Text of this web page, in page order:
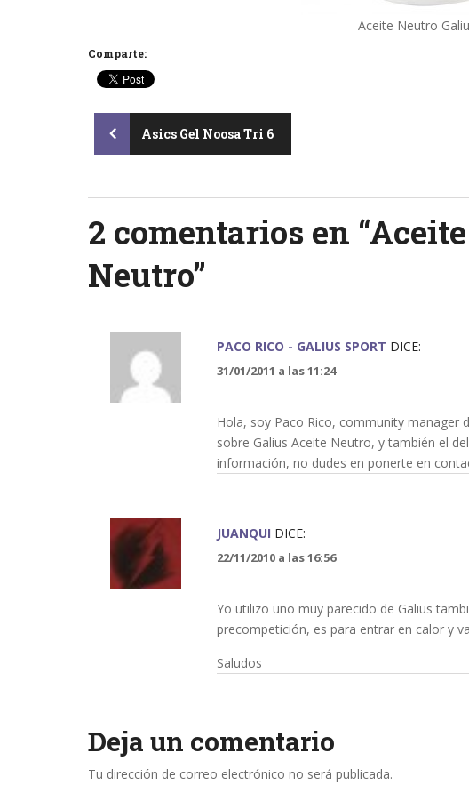
Aceite Neutro
Comparte:
Post
navigation
Asics Gel Noosa Tri 6
2 comentarios en “
Neutro”
PACO RICO - GALIUS SPORT DICE:
31/01/2011 a las 11:24
Hola, soy Paco Rico, community manager
sobre Galius Aceite Neutro, y también el
información, no dudes en ponerte en
JUANQUI DICE:
22/11/2010 a las 16:56
Yo utilizo uno muy parecido de Galius
precompetición, es para entrar en calor y
Saludos
Deja un comentario
Tu dirección de correo electrónico no será publicada.